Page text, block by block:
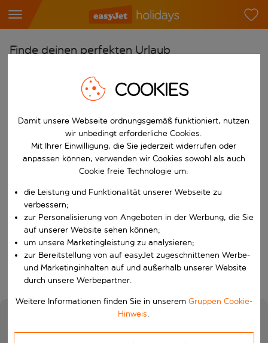
Finde deinen perfekten Urlaub
Flughafen wählen
Beginne mit der Eingabe für die automatische
Reiseziel wählen
Nach
Wähle ein Ab- und Rückflugdatum aus.
Reisezeitraum wählen
Wann
Wer
Suchen
COOKIES
Damit unsere Webseite ordnungsgemäß funktioniert, nutzen
wir unbedingt erforderliche Cookies.
Mit Ihrer Einwilligung, die Sie jederzeit widerrufen oder
anpassen können, verwenden wir Cookies sowohl als auch
Cookie freie Technologie um:
die Leistung und Funktionalität unserer Webseite zu
verbessern;
zur Personalisierung von Angeboten in der Werbung, die Sie
auf unserer Website sehen können;
um unsere Marketingleistung zu analysieren;
zur Bereitstellung von auf easyJet zugeschnittenen Werbe-
und Marketinginhalten auf und außerhalb unserer Website
durch unsere Werbepartner.
Weitere Informationen finden Sie in unserem Gruppen Cookie-
Hinweis.